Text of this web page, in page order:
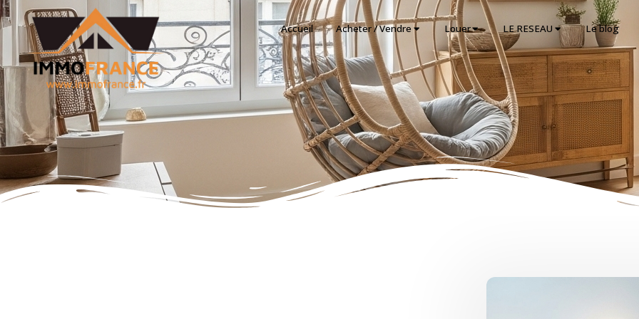
Accueil Acheter / Vendre Louer LE RESEAU Le blog